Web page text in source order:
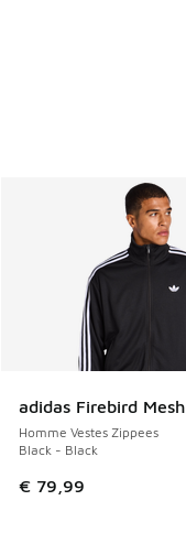
adidas Firebird Mesh
Homme Vestes Zippees
Black - Black
€ 79,99